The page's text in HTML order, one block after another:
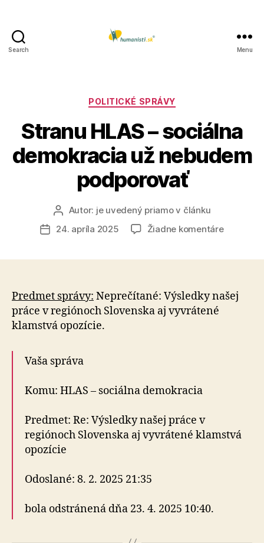
Search Menu
Kategórie
POLITICKÉ SPRÁVY
Stranu HLAS – sociálna
demokracia už nebudem
podporovať
Autor
článku
Autor: je uvedený priamo v článku
Dátum
24. apríla 2025 Žiadne komentárena
Predmet správy: Neprečítané: Výsledky našej
práce v regiónoch Slovenska aj vyvrátené
klamstvá opozície.
Vaša správa
Komu: HLAS – sociálna demokracia
Predmet: Re: Výsledky našej práce v
regiónoch Slovenska aj vyvrátené klamstvá
opozície
Odoslané: 8. 2. 2025 21:35
bola odstránená dňa 23. 4. 2025 10:40.